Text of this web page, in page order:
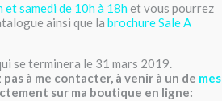
samedi de 10h à 18het vous pourrez
ainsi que la brochure Sale A
se terminera le 31 mars 2019.
à me contacter, à venir à un de mes
sur ma boutique en ligne: